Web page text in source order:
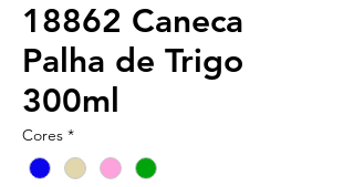
18862 Caneca
Palha de Trigo
300ml
Cores *